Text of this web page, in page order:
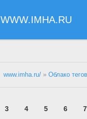
WWW.IMHA.RU
www.imha.ru/ »Облако тегов
3 4 5 6 7